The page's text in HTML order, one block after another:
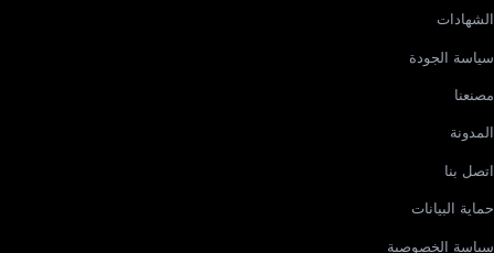
الشهادات
سياسة الجودة
مصنعنا
المدونة
اتصل بنا
حماية البيانات
سياسة الخصوصية